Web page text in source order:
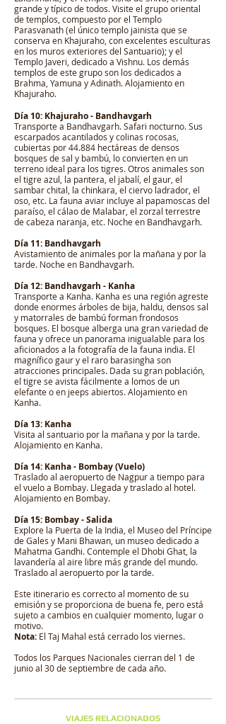
grande y típico de todos. Visite el grupo oriental
de templos, compuesto por el Templo
Parasvanath (el único templo jainista que se
conserva en Khajuraho, con excelentes esculturas
en los muros exteriores del Santuario); y el
Templo Javeri, dedicado a Vishnu. Los demás
templos de este grupo son los dedicados a
Brahma, Yamuna y Adinath. Alojamiento en
Khajuraho.
Día 10: Khajuraho - Bandhavgarh
Transporte a Bandhavgarh. Safari nocturno. Sus
escarpados acantilados y colinas rocosas,
cubiertas por 44.884 hectáreas de densos
bosques de sal y bambú, lo convierten en un
terreno ideal para los tigres. Otros animales son
el tigre azul, la pantera, el jabalí, el gaur, el
sambar chital, la chinkara, el ciervo ladrador, el
oso, etc. La fauna aviar incluye al papamoscas del
paraíso, el cálao de Malabar, el zorzal terrestre
de cabeza naranja, etc. Noche en Bandhavgarh.
Día 11: Bandhavgarh
Avistamiento de animales por la mañana y por la
tarde. Noche en Bandhavgarh.
Día 12: Bandhavgarh - Kanha
Transporte a Kanha. Kanha es una región agreste
donde enormes árboles de bija, haldu, densos sal
y matorrales de bambú forman frondosos
bosques. El bosque alberga una gran variedad de
fauna y ofrece un panorama inigualable para los
aficionados a la fotografía de la fauna india. El
magnífico gaur y el raro barasingha son
atracciones principales. Dada su gran población,
el tigre se avista fácilmente a lomos de un
elefante o en jeeps abiertos. Alojamiento en
Kanha.
Día 13: Kanha
Visita al santuario por la mañana y por la tarde.
Alojamiento en Kanha.
Día 14: Kanha - Bombay (Vuelo)
Traslado al aeropuerto de Nagpur a tiempo para
el vuelo a Bombay. Llegada y traslado al hotel.
Alojamiento en Bombay.
Día 15: Bombay - Salida
Explore la Puerta de la India, el Museo del Príncipe
de Gales y Mani Bhawan, un museo dedicado a
Mahatma Gandhi. Contemple el Dhobi Ghat, la
lavandería al aire libre más grande del mundo.
Traslado al aeropuerto por la tarde.
Este itinerario es correcto al momento de su
emisión y se proporciona de buena fe, pero está
sujeto a cambios en cualquier momento, lugar o
motivo.
Nota: El Taj Mahal está cerrado los viernes.
Todos los Parques Nacionales cierran del 1 de
junio al 30 de septiembre de cada año.
VIAJES RELACIONADOS